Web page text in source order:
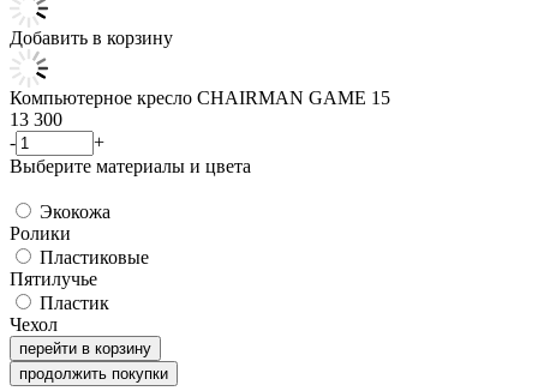
Добавить в корзину
Компьютерное кресло CHAIRMAN GAME 15
13 300
-
+
Выберите материалы и цвета
Экокожа
Ролики
Пластиковые
Пятилучье
Пластик
Чехол
перейти в корзину
продолжить покупки